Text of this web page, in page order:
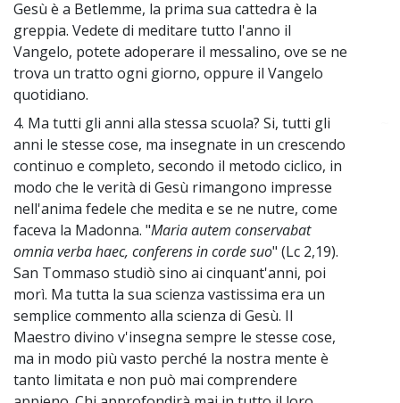
Gesù è a Betlemme, la prima sua cattedra è la
greppia. Vedete di meditare tutto l'anno il
Vangelo, potete adoperare il messalino, ove se ne
trova un tratto ogni giorno, oppure il Vangelo
quotidiano.
4. Ma tutti gli anni alla stessa scuola? Si, tutti gli
anni le stesse cose, ma insegnate in un crescendo
continuo e completo, secondo il metodo ciclico, in
modo che le verità di Gesù rimangono impresse
nell'anima fedele che medita e se ne nutre, come
faceva la Madonna. "Maria autem conservabat
omnia verba haec, conferens in corde suo" (Lc 2,19).
San Tommaso studiò sino ai cinquant'anni, poi
morì. Ma tutta la sua scienza vastissima era un
semplice commento alla scienza di Gesù. Il
Maestro divino v'insegna sempre le stesse cose,
ma in modo più vasto perché la nostra mente è
tanto limitata e non può mai comprendere